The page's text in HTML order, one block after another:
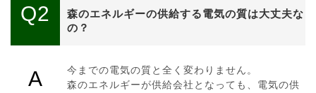
Q2
森のエネルギーの供給する電気の質は大丈夫な
の？
A
今までの電気の質と全く変わりません。
森のエネルギーが供給会社となっても、電気の供